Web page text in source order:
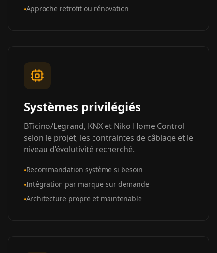
•Approche retrofit ou rénovation
Systèmes privilégiés
BTicino/Legrand, KNX et Niko Home Control
selon le projet, les contraintes de câblage et le
niveau d’évolutivité recherché.
•Recommandation système si besoin
•Intégration par marque sur demande
•Architecture propre et maintenable